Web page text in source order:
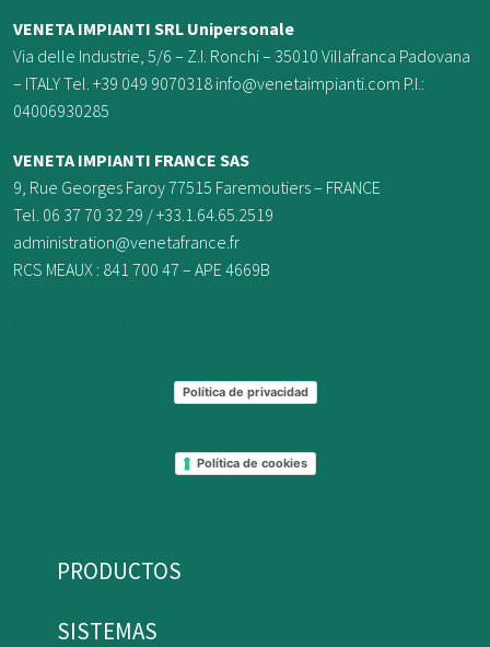
VENETA IMPIANTI SRL Unipersonale
Via delle Industrie, 5/6 – Z.I. Ronchi – 35010 Villafranca Padovana
– ITALY Tel. +39 049 9070318 info@venetaimpianti.com P.I.:
04006930285
VENETA IMPIANTI FRANCE SAS
9, Rue Georges Faroy 77515 Faremoutiers – FRANCE
Tel. 06 37 70 32 29 / +33.1.64.65.2519
administration@venetafrance.fr
RCS MEAUX : 841 700 47 – APE 4669B
Política de privacidad
Política de cookies
PRODUCTOS
SISTEMAS